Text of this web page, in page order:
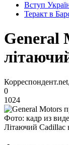
Вступ
Теракт в
General
0
1024
Фото: кадр из
Літаючий Cadillac